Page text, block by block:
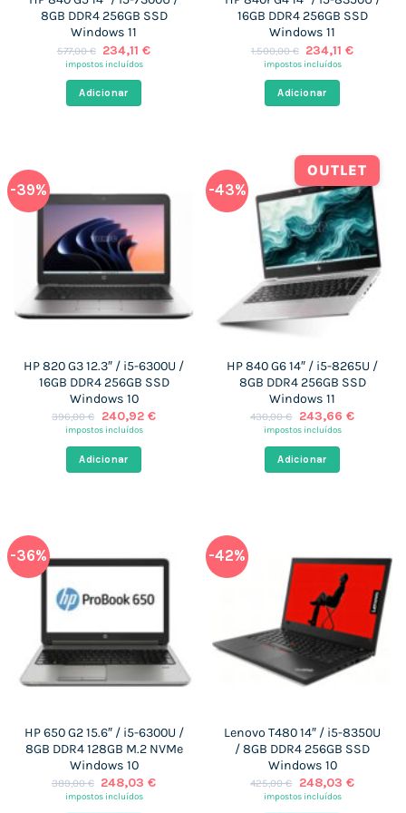
8GB DDR4 256GB SSD
Windows 11
577,00€ O
preço
era:
577,00 €.
234,11€O
impostos incluídos
Adicionar
16GB DDR4 256GB SSD
Windows 11
1.500,00€ O
preço
era:
1.500,00 €.
234,11€O
impostos incluídos
Adicionar
-39%
HP 820 G3 12.3″ / i5-6300U /
16GB DDR4 256GB SSD
Windows 10
396,00€
O
preço
era:
396,00 €.
240,92 €O
impostos incluídos
Adicionar
-43%
OUTLET
HP 840 G6 14″ / i5-8265U /
8GB DDR4 256GB SSD
Windows 11
430,00€
O
preço
era:
430,00 €.
243,66 €O
impostos incluídos
Adicionar
-36%
HP 650 G2 15.6″ / i5-6300U /
8GB DDR4 128GB M.2 NVMe
Windows 10
389,00€ O
preço
248,03€O
impostos incluídos
-42%
Lenovo T480 14″ / i5-8350U
/ 8GB DDR4 256GB SSD
Windows 10
425,00€
O
preço
248,03 €O
impostos incluídos